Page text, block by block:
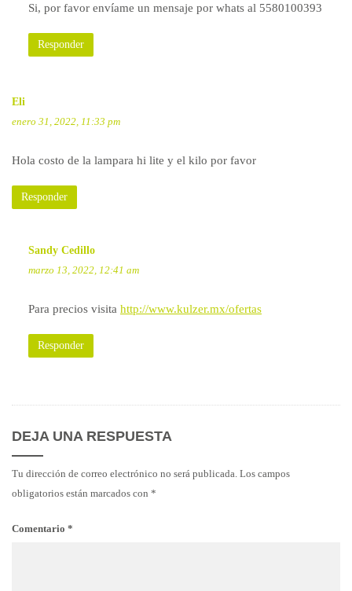
Si, por favor envíame un mensaje por whats al 5580100393
Responder
Eli
enero 31, 2022, 11:33 pm
Hola costo de la lampara hi lite y el kilo por favor
Responder
Sandy Cedillo
marzo 13, 2022, 12:41 am
Para precios visita http://www.kulzer.mx/ofertas
Responder
DEJA UNA RESPUESTA
Tu dirección de correo electrónico no será publicada. Los campos
obligatorios están marcados con *
Comentario *